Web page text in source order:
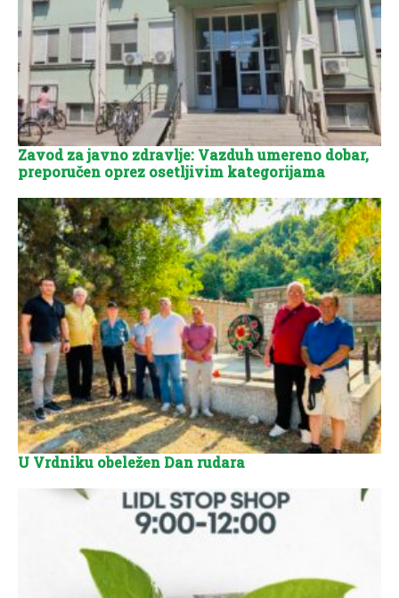
Zavod za javno zdravlje: Vazduh umereno dobar,
preporučen oprez osetljivim kategorijama
U Vrdniku obeležen Dan rudara